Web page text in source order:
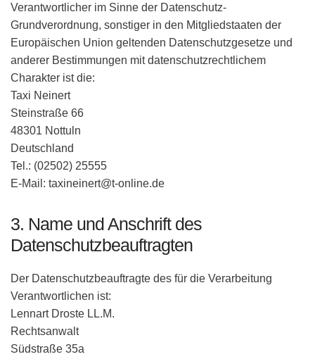
Verantwortlicher im Sinne der Datenschutz-
Grundverordnung, sonstiger in den Mitgliedstaaten der
Europäischen Union geltenden Datenschutzgesetze und
anderer Bestimmungen mit datenschutzrechtlichem
Charakter ist die:
Taxi Neinert
Steinstraße 66
48301 Nottuln
Deutschland
Tel.: (02502) 25555
E-Mail: taxineinert@t-online.de
3. Name und Anschrift des
Datenschutzbeauftragten
Der Datenschutzbeauftragte des für die Verarbeitung
Verantwortlichen ist:
Lennart Droste LL.M.
Rechtsanwalt
Südstraße 35a